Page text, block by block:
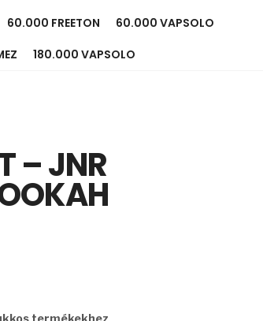
60.000 FREETON
60.000 VAPSOLO
180.000 VAPSOLO
– JNR
termékekhez